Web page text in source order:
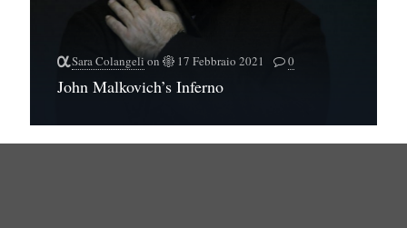
Sara Colangeli on 17 Febbraio 2021 0
John Malkovich’s Inferno